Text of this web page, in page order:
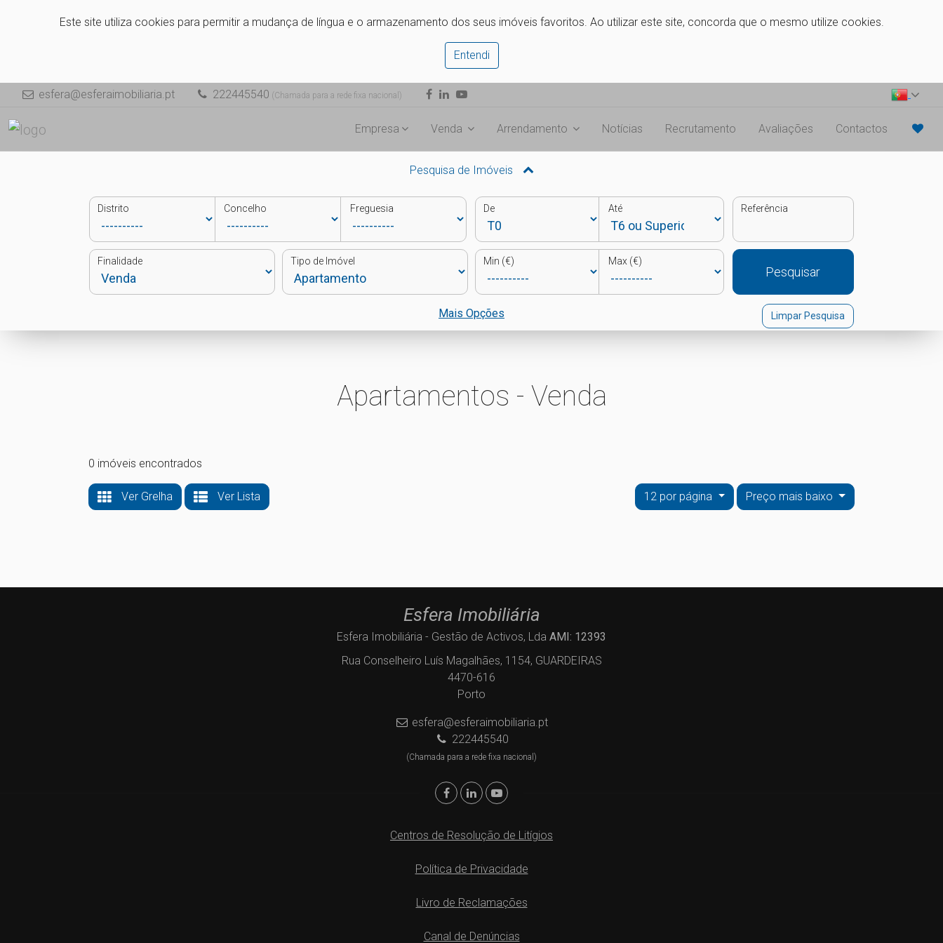
Este site utiliza cookies para permitir a mudança de língua e o armazenamento dos seus imóveis favoritos. Ao utilizar este site, concorda que o mesmo utilize cookies.
Entendi
esfera@esferaimobiliaria.pt 222445540 (Chamada para a rede fixa nacional)
Empresa Venda Arrendamento Notícias Recrutamento Avaliações Contactos
Pesquisa de Imóveis
Distrito Concelho Freguesia De Até Referência
Finalidade Tipo de Imóvel Min (€) Max (€)
Pesquisar
Mais Opções Limpar Pesquisa
Apartamentos - Venda
0 imóveis encontrados
Ver Grelha Ver Lista 12 por página Preço mais baixo
Esfera Imobiliária
Esfera Imobiliária - Gestão de Activos, Lda AMI: 12393
Rua Conselheiro Luís Magalhães, 1154, GUARDEIRAS
4470-616
Porto
esfera@esferaimobiliaria.pt
222445540
(Chamada para a rede fixa nacional)
Centros de Resolução de Litígios
Política de Privacidade
Livro de Reclamações
Canal de Denúncias